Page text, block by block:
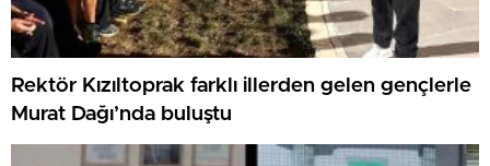
Rektör Kızıltoprak farklı illerden gelen gençlerle
Murat Dağı’nda buluştu